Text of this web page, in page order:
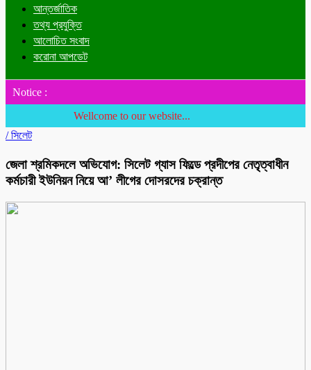
আন্তর্জাতিক
তথ্য প্রযুক্তি
আলোচিত সংবাদ
করোনা আপডেট
Notice :
Wellcome to our website...
/সিলেট
জেলা শ্রমিকদলে অভিযোগ: সিলেট গ্যাস ফিল্ডে প্রদীপের নেতৃত্বাধীন
কর্মচারী ইউনিয়ন নিয়ে আ’ লীগের দোসরদের চক্রান্ত